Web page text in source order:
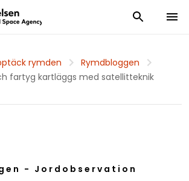
Visa och dölj
Visa
rymden
Rymdbloggen
fartyg kartläggs med satellitteknik
- Jordobservation